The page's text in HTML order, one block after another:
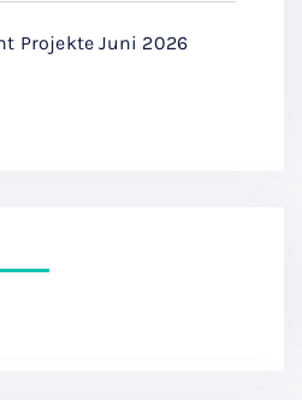
Projekte Juni 2026